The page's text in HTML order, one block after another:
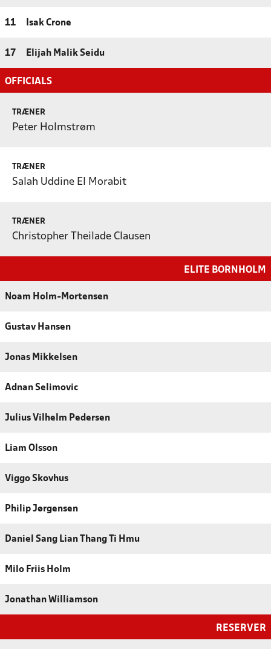
11 Isak Crone
17 Elijah Malik Seidu
OFFICIALS
TRÆNER
Peter Holmstrøm
TRÆNER
Salah Uddine El Morabit
TRÆNER
Christopher Theilade Clausen
ELITE BORNHOLM
Noam Holm-Mortensen
Gustav Hansen
Jonas Mikkelsen
Adnan Selimovic
Julius Vilhelm Pedersen
Liam Olsson
Viggo Skovhus
Philip Jørgensen
Daniel Sang Lian Thang Ti Hmu
Milo Friis Holm
Jonathan Williamson
RESERVER